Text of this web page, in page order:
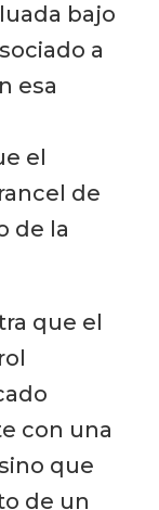
bajo
a
esa
el
de
de la
que el
con una
que
de un